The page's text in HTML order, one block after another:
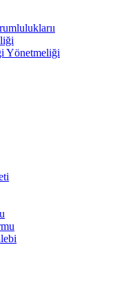
Yönetmeliği